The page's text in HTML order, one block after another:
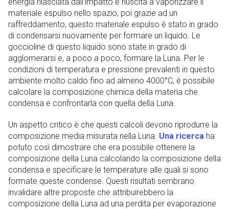
materiale espulso nello spazio, poi grazie ad un
raffreddamento, questo materiale espulso è stato in grado
di condensarsi nuovamente per formare un liquido. Le
goccioline di questo liquido sono state in grado di
agglomerarsi e, a poco a poco, formare la Luna. Per le
condizioni di temperatura e pressione prevalenti in questo
ambiente molto caldo fino ad almeno 4000°C, è possibile
calcolare la composizione chimica della materia che
condensa e confrontarla con quella della Luna.
Un aspetto critico è che questi calcoli devono riprodurre la
composizione media misurata nella Luna. Una ricerca ha
potuto così dimostrare che era possibile ottenere la
composizione della Luna calcolando la composizione della
condensa e specificare le temperature alle quali si sono
formate queste condense. Questi risultati sembrano
invalidare altre proposte che attribuirebbero la
composizione della Luna ad una perdita per evaporazione